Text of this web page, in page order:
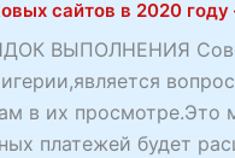
сайтов в 2020
ВЫПОЛНЕНИЯ
в их просмотре.Это
платежей будет